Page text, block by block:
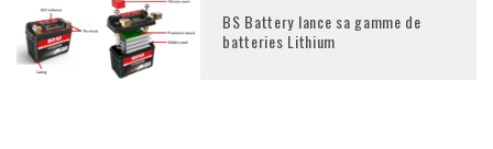
BS Battery lance sa gamme de
batteries Lithium